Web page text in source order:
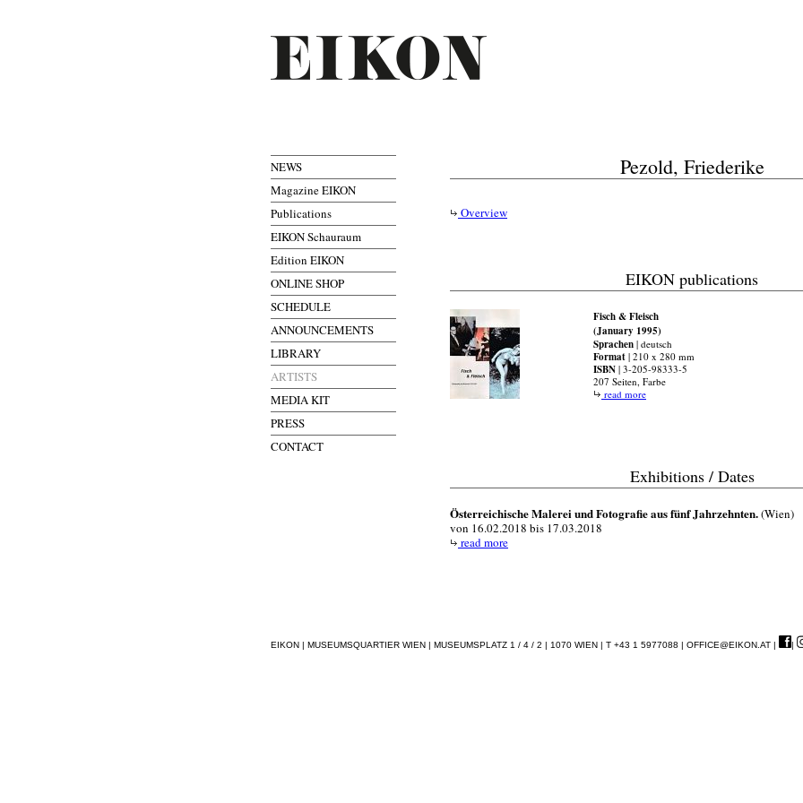
NEWS
Magazine EIKON
Publications
EIKON Schauraum
Edition EIKON
ONLINE SHOP
SCHEDULE
ANNOUNCEMENTS
LIBRARY
ARTISTS
MEDIA KIT
PRESS
CONTACT
Pezold, Friederike
Overview
EIKON publications
Fisch & Fleisch
(January 1995)
Sprachen | deutsch
Format | 210 x 280 mm
ISBN | 3-205-98333-5
207 Seiten, Farbe
read more
Exhibitions / Dates
Österreichische Malerei und Fotografie aus fünf Jahrzehnten.(Wien)
von 16.02.2018 bis 17.03.2018
read more
EIKON | MUSEUMSQUARTIER WIEN | MUSEUMSPLATZ 1 / 4 / 2 | 1070 WIEN | T +43 1 5977088 | OFFICE@EIKON.AT | |